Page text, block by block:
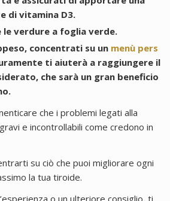
di vitamina D3.
le verdure a foglia verde.
concentrati su un menù pers
ti aiuterà a raggiungere il
che sarà un gran beneficio
che i problemi legati alla
e incontrollabili come credono in
su ciò che puoi migliorare ogni
la tua tiroide.